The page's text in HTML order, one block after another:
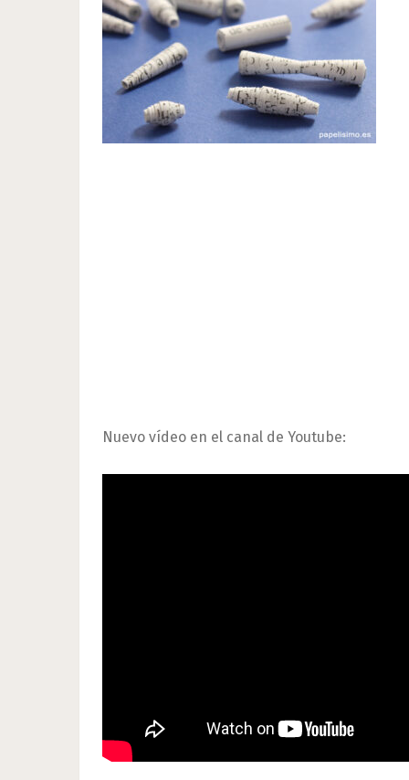
Nuevo vídeo en el canal de Youtube: